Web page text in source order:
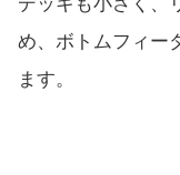
め、ボトムフィー
ます。